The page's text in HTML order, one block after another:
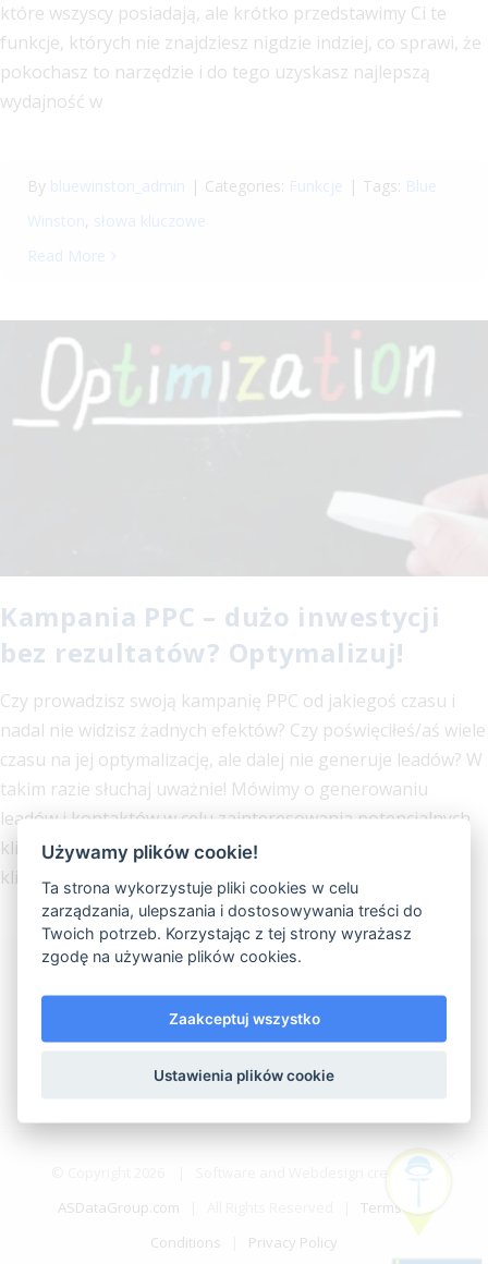
które wszyscy posiadają, ale krótko przedstawimy Ci te
funkcje, których nie znajdziesz nigdzie indziej, co sprawi, że
pokochasz to narzędzie i do tego uzyskasz najlepszą
wydajność w
By bluewinston_admin | Categories: Funkcje | Tags: Blue
Winston, słowa kluczowe
Read More
Kampania PPC – dużo inwestycji
bez rezultatów? Optymalizuj!
Czy prowadzisz swoją kampanię PPC od jakiegoś czasu i
nadal nie widzisz żadnych efektów? Czy poświęciłeś/aś wiele
czasu na jej optymalizację, ale dalej nie generuje leadów? W
takim razie słuchaj uważnie! Mówimy o generowaniu
leadów i kontaktów w celu zainteresowania potencjalnych
klientów Twoimi produktami. W naszym przypadku są to
klienci, którzy odwiedzają Twoją stronę dzięki
Bybluewinston_admin | Categories:Google Ads
stworzyć | Tags:Google Ads,PPC bez rezultatów,słowa
| Software and Webdesign created by
ASDataGroup.com
Terms and
Conditions
Privacy Policy
Używamy plików cookie!
Ta strona wykorzystuje pliki cookies w celu
zarządzania, ulepszania i dostosowywania treści do
Twoich potrzeb. Korzystając z tej strony wyrażasz
zgodę na używanie plików cookies.
Zaakceptuj wszystko
Ustawienia plików cookie